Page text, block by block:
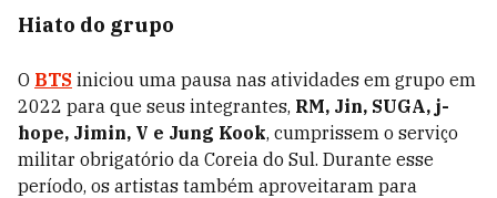
Hiato do grupo
O BTS iniciou uma pausa nas atividades em grupo em
2022 para que seus integrantes, RM, Jin, SUGA, j-
hope, Jimin, V e Jung Kook, cumprissem o serviço
militar obrigatório da Coreia do Sul. Durante esse
período, os artistas também aproveitaram para